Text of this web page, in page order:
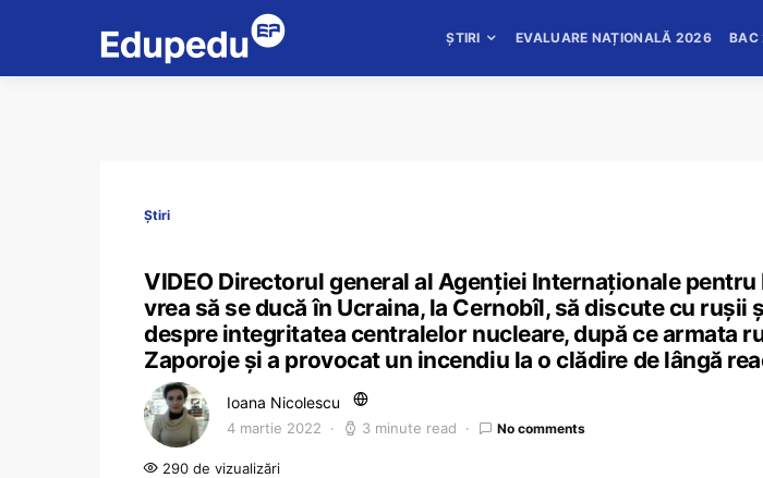
ȘTIRI EVALUARE NAȚIONALĂ 2026
Știri
VIDEO Directorul general al Agenției Internaționale
vrea să se ducă în Ucraina, la Cernobîl, să discute cu rușii
despre integritatea centralelor nucleare, după ce armata
Zaporoje și a provocat un incendiu la o clădire de lângă
Ioana Nicolescu
4 martie 2022 3 minute read No comments
290 de vizualizări